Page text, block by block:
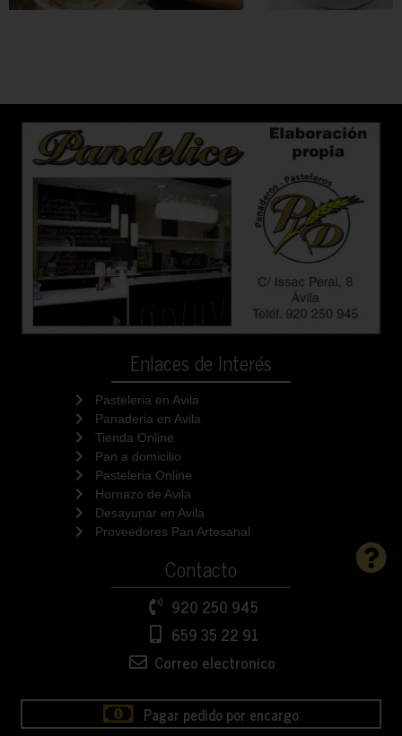
Enlaces de Interés
Pasteleria en Avila
Panaderia en Avila
Tienda Online
Pan a domicilio
Pasteleria Online
Hornazo de Avila
Desayunar en Avila
Proveedores Pan Artesanal
Contacto
920 250 945
659 35 22 91
Correo electronico
Pagar pedido por encargo